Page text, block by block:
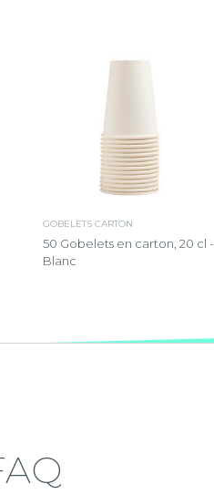
GOBELETS CARTON
50 Gobelets en carton, 20 cl -
Blanc